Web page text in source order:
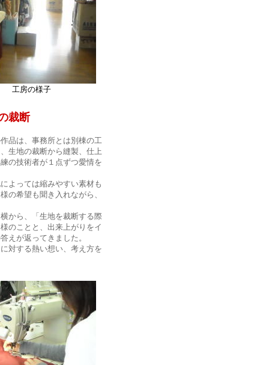
工房の様子
品は、事務所とは別棟の工
生地の裁断から縫製、仕上
の技術者が１点ずつ愛情を
よっては縮みやすい素材も
の希望も聞き入れながら、
から、「生地を裁断する際
のことと、出来上がりをイ
えが返ってきました。
対する熱い想い、考え方を